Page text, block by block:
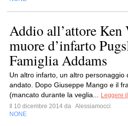
Addio all’attore Ken
muore d’infarto
Famiglia Addams
Un altro infarto, un altro personaggio
andato. Dopo Giuseppe Mango e il
(mancato durante la veglia...
Leggere
Il 10 dicembre 2014 da Alessiamocci
NONE